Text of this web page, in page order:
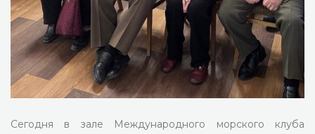
Сегодня в зале Международного морского клуба